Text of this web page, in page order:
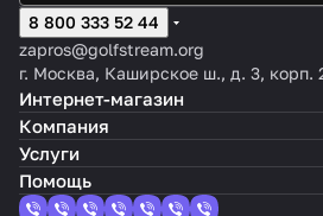
8 800 333 52 44
zapros@golfstream.org
г. Москва, Каширское ш., д. 3, корп.
Интернет-магазин
Компания
Услуги
Помощь